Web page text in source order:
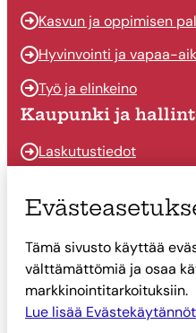
Kasvun ja oppimisen
Hyvinvointi ja vapaa-
Työ ja elinkeino
Kaupunki ja
Laskutustiedot
Päätöksenteko
Talous
Yhteystiedot
Tietoa
Tämä sivusto käyttää
välttämättömiä ja osaa
markkinointitarkoituksiin.
Lue lisää